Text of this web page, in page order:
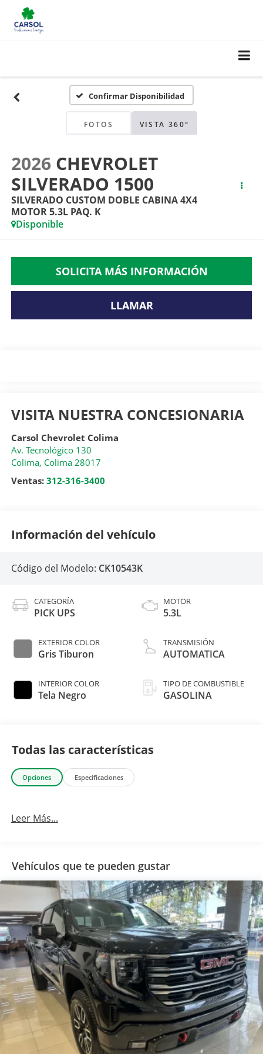
Confirmar Disponibilidad
FOTOS VISTA 360°
2026 CHEVROLET
SILVERADO 1500
SILVERADO CUSTOM DOBLE CABINA 4X4
MOTOR 5.3L PAQ. K
Disponible
SOLICITA MÁS INFORMACIÓN
LLAMAR
VISITA NUESTRA CONCESIONARIA
Carsol Chevrolet Colima
Av. Tecnológico 130
Colima, Colima 28017
Ventas: 312-316-3400
Información del vehículo
Código del Modelo: CK10543K
CATEGORÍA
PICK UPS
EXTERIOR COLOR
Gris Tiburon
INTERIOR COLOR
Tela Negro
MOTOR
5.3L
TRANSMISIÓN
AUTOMATICA
TIPO DE COMBUSTIBLE
GASOLINA
Todas las características
Opciones Especificaciones
Leer Más...
Vehículos que te pueden gustar